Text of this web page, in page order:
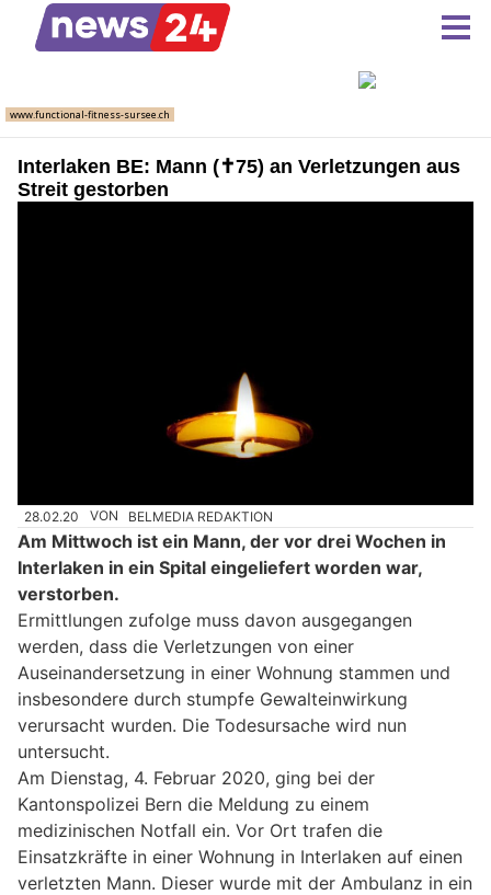
Interlaken BE: Mann (✝︎75) an Verletzungen aus
Streit gestorben
28.02.20 VON BELMEDIA REDAKTION
Am Mittwoch ist ein Mann, der vor drei Wochen in
Interlaken in ein Spital eingeliefert worden war,
verstorben.
Ermittlungen zufolge muss davon ausgegangen
werden, dass die Verletzungen von einer
Auseinandersetzung in einer Wohnung stammen und
insbesondere durch stumpfe Gewalteinwirkung
verursacht wurden. Die Todesursache wird nun
untersucht.
Am Dienstag, 4. Februar 2020, ging bei der
Kantonspolizei Bern die Meldung zu einem
medizinischen Notfall ein. Vor Ort trafen die
Einsatzkräfte in einer Wohnung in Interlaken auf einen
verletzten Mann. Dieser wurde mit der Ambulanz in ein